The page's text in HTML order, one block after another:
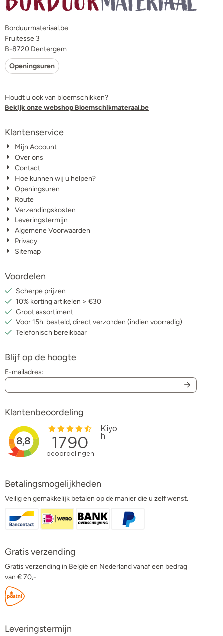
Borduurmateriaal.be
Fruitesse 3
B-8720 Dentergem
Openingsuren
Houdt u ook van bloemschikken?
Bekijk onze webshop Bloemschikmateraal.be
Klantenservice
Mijn Account
Over ons
Contact
Hoe kunnen wij u helpen?
Openingsuren
Route
Verzendingskosten
Leveringstermijn
Algemene Voorwaarden
Privacy
Sitemap
Voordelen
Scherpe prijzen
10% korting artikelen > €30
Groot assortiment
Voor 15h. besteld, direct verzonden (indien voorradig)
Telefonisch bereikbaar
Blijf op de hoogte
E-mailadres:
Klantenbeoordeling
Betalingsmogelijkheden
Veilig en gemakkelijk betalen op de manier die u zelf wenst.
Gratis verzending
Gratis verzending in België en Nederland vanaf een bedrag
van € 70,-
Leveringstermijn